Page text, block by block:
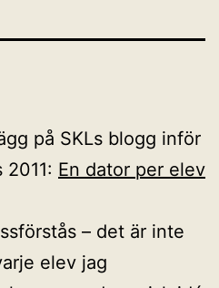
på SKLs blogg inför
En dator per elev
– det är inte
elev jag